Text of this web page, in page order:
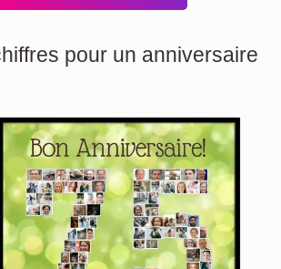
pour un anniversaire